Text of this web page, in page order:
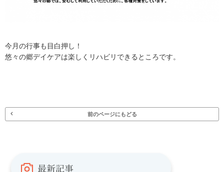
今月の行事も目白押し！
悠々の郷デイケアは楽しくリハビリできるところです。
前のページにもどる